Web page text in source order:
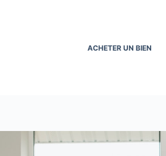
ACHETER UN BIEN